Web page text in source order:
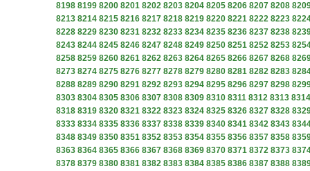
8198 8199 8200 8201 8202 8203 8204 8205 8206 8207 8208
8213 8214 8215 8216 8217 8218 8219 8220 8221 8222 8223
8228 8229 8230 8231 8232 8233 8234 8235 8236 8237 8238
8243 8244 8245 8246 8247 8248 8249 8250 8251 8252 8253
8258 8259 8260 8261 8262 8263 8264 8265 8266 8267 8268
8273 8274 8275 8276 8277 8278 8279 8280 8281 8282 8283
8288 8289 8290 8291 8292 8293 8294 8295 8296 8297 8298
8303 8304 8305 8306 8307 8308 8309 8310 8311 8312 8313 8314
8318 8319 8320 8321 8322 8323 8324 8325 8326 8327 8328
8333 8334 8335 8336 8337 8338 8339 8340 8341 8342 8343
8348 8349 8350 8351 8352 8353 8354 8355 8356 8357 8358
8363 8364 8365 8366 8367 8368 8369 8370 8371 8372 8373
8378 8379 8380 8381 8382 8383 8384 8385 8386 8387 8388